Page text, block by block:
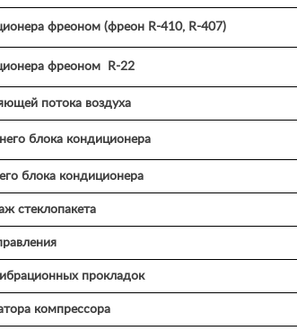
фреоном (фреон R-410, R-407)
фреоном R-22
потока воздуха
блока кондиционера
блока кондиционера
стеклопакета
прокладок
компресcора